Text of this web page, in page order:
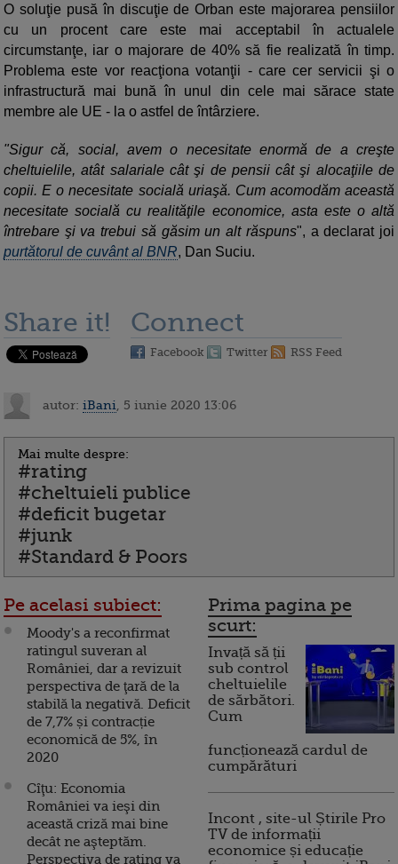
O soluţie pusă în discuţie de Orban este majorarea pensiilor
cu un procent care este mai acceptabil în actualele
circumstanţe, iar o majorare de 40% să fie realizată în timp.
Problema este vor reacţiona votanţii - care cer servicii şi o
infrastructură mai bună în unul din cele mai sărace state
membre ale UE - la o astfel de întârziere.
"Sigur că, social, avem o necesitate enormă de a creşte
cheltuielile, atât salariale cât şi de pensii cât şi alocaţiile de
copii. E o necesitate socială uriaşă. Cum acomodăm această
necesitate socială cu realităţile economice, asta este o altă
întrebare şi va trebui să găsim un alt răspuns", a declarat joi
purtătorul de cuvânt al BNR, Dan Suciu.
Share it! Connect
Facebook Twitter RSS Feed
autor: iBani , 5 iunie 2020 13:06
Mai multe despre:
#rating
#cheltuieli publice
#deficit bugetar
#junk
#Standard & Poors
Pe acelasi subiect:
Moody's a reconfirmat
ratingul suveran al
României, dar a revizuit
perspectiva de ţară de la
stabilă la negativă. Deficit
de 7,7% și contracție
economică de 5%, în
2020
Cîţu: Economia
României va ieşi din
această criză mai bine
decât ne aşteptăm.
Perspectiva de rating va
Prima pagina pe
scurt:
Invață să ții
sub control
cheltuielile
de sărbători.
Cum
funcționează cardul de
cumpărături
Incont , site-ul Știrile Pro
TV de informații
economice și educație